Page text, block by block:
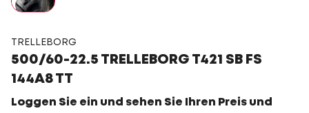
TRELLEBORG
500/60-22.5 TRELLEBORG T421 SB FS
144A8 TT
Loggen Sie ein und sehen Sie Ihren Preis und